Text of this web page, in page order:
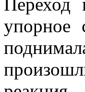
упорное